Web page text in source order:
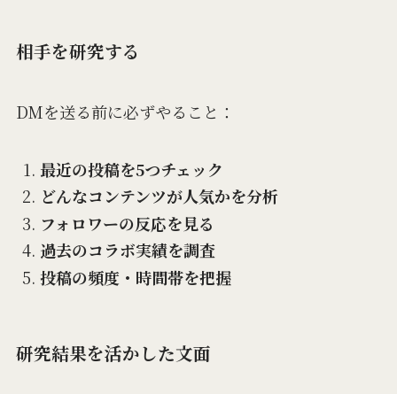
相手を研究する
DMを送る前に必ずやること：
最近の投稿を5つチェック
どんなコンテンツが人気かを分析
フォロワーの反応を見る
過去のコラボ実績を調査
投稿の頻度・時間帯を把握
研究結果を活かした文面